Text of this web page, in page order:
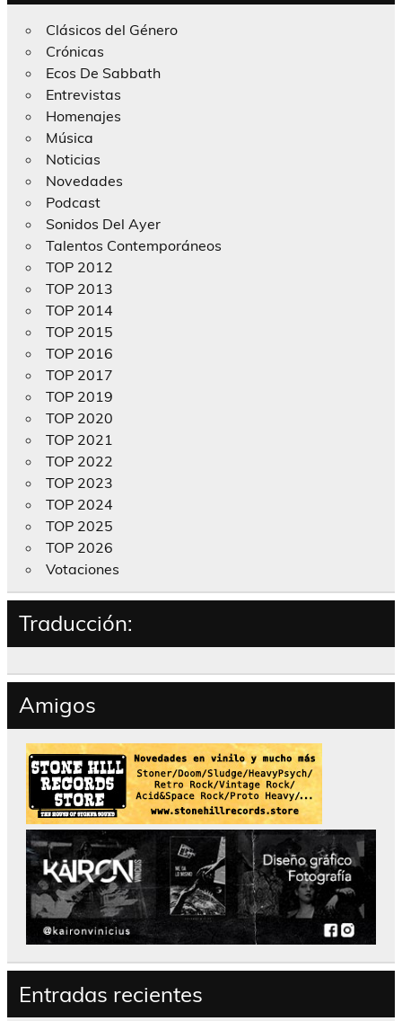
Clásicos del Género
Crónicas
Ecos De Sabbath
Entrevistas
Homenajes
Música
Noticias
Novedades
Podcast
Sonidos Del Ayer
Talentos Contemporáneos
TOP 2012
TOP 2013
TOP 2014
TOP 2015
TOP 2016
TOP 2017
TOP 2019
TOP 2020
TOP 2021
TOP 2022
TOP 2023
TOP 2024
TOP 2025
TOP 2026
Votaciones
Traducción:
Amigos
Entradas recientes